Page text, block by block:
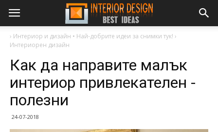
› Интериор и дизайн • Най-добрите идеи за снимки тук! ›
Интериорен дизайн
Как да направите малък
интериор привлекателен -
полезни
24-07-2018